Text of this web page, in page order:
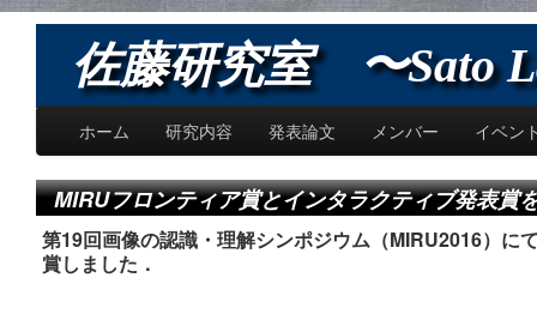
佐藤研究室 〜Sato
ホーム 研究内容 発表論文 メンバー イベン
MIRUフロンティア賞とインタラクティブ発表賞
第19回画像の認識・理解シンポジウム（MIRU2016）に
賞しました．